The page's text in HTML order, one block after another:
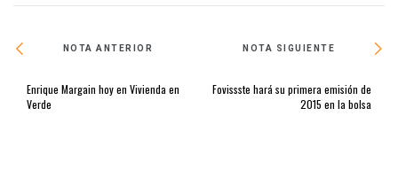
NOTA ANTERIOR
Enrique Margain hoy en Vivienda en
Verde
NOTA SIGUIENTE
Fovissste hará su primera emisión de
2015 en la bolsa